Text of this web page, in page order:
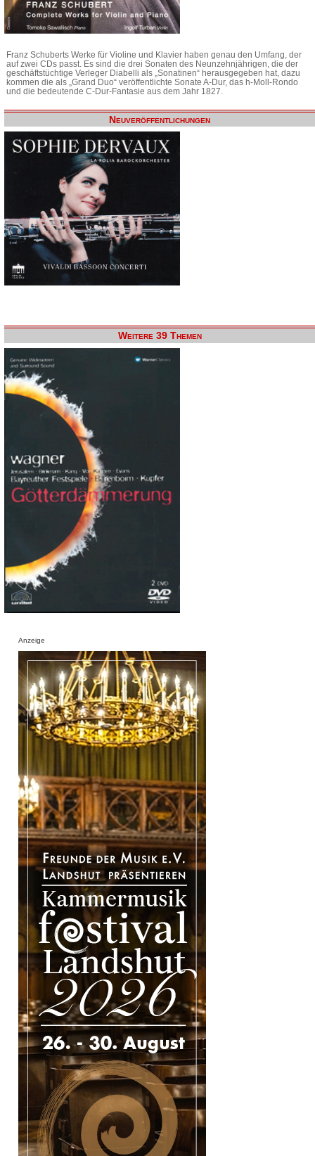
Franz Schuberts Werke für Violine und Klavier haben genau den Umfang, der
auf zwei CDs passt. Es sind die drei Sonaten des Neunzehnjährigen, die der
geschäftstüchtige Verleger Diabelli als „Sonatinen“ herausgegeben hat, dazu
kommen die als „Grand Duo“ veröffentlichte Sonate A-Dur, das h-Moll-Rondo
und die bedeutende C-Dur-Fantasie aus dem Jahr 1827.
Neuveröffentlichungen
Weitere 39 Themen
Anzeige